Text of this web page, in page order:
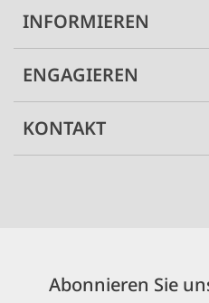
INFORMIEREN
ENGAGIEREN
KONTAKT
Abonnieren Sie